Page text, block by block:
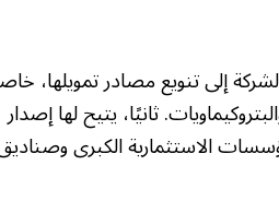
إلى تنويع مصادر تمويلها،
ثانيًا، يتيح لها إصدار
الاستثمارية الكبرى